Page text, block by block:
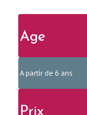
Age
A partir de 6 ans
Prix